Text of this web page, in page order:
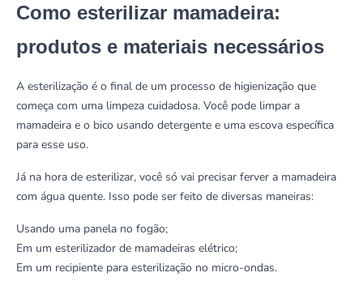
Como esterilizar mamadeira:
produtos e materiais necessários
A esterilização é o final de um processo de higienização que
começa com uma limpeza cuidadosa. Você pode limpar a
mamadeira e o bico usando detergente e uma escova específica
para esse uso.
Já na hora de esterilizar, você só vai precisar ferver a mamadeira
com água quente. Isso pode ser feito de diversas maneiras:
Usando uma panela no fogão;
Em um esterilizador de mamadeiras elétrico;
Em um recipiente para esterilização no micro-ondas.